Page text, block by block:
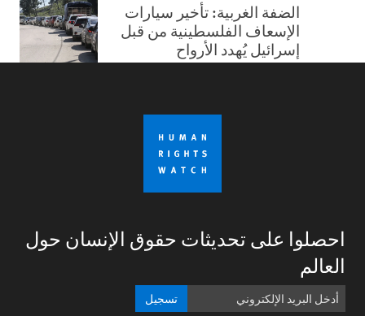
الضفة الغربية: تأخير سيارات
الإسعاف الفلسطينية من قبل
إسرائيل يُهدد الأرواح
احصلوا على تحديثات حقوق الإنسان حول
العالم
تسجيل